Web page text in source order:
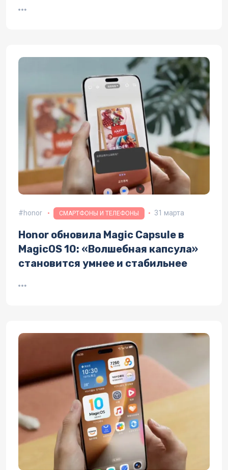
honor СМАРТФОНЫ И ТЕЛЕФОНЫ 31 марта
Honor обновила Magic Capsule в
MagicOS 10: «Волшебная капсула»
становится умнее и стабильнее